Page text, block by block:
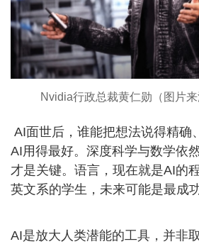
Nvidia行政总裁黄仁勋（图片来
AI面世后，谁能把想法说得精确
AI用得最好。深度科学与数学依
才是关键。语言，现在就是AI的
英文系的学生，未来可能是最成
AI是放大人类潜能的工具，并非